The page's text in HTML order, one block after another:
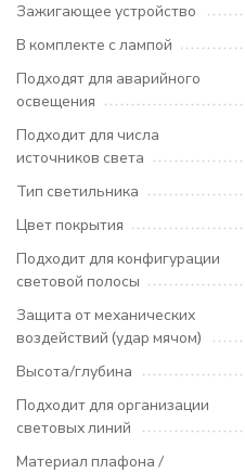
Зажигающее устройство
В комплекте с лампой
Подходят для аварийного
освещения
Подходит для числа
источников света
Тип светильника
Цвет покрытия
Подходит для конфигурации
световой полосы
Защита от механических
воздействий (удар мячом)
Высота/глубина
Подходит для организации
световых линий
Материал плафона /